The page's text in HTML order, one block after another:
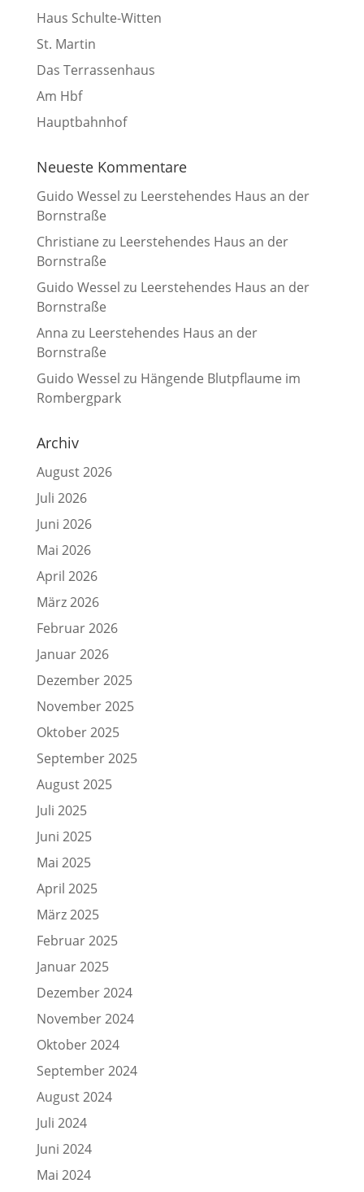
Haus Schulte-Witten
St. Martin
Das Terrassenhaus
Am Hbf
Hauptbahnhof
Neueste Kommentare
Guido Wessel zu Leerstehendes Haus an der
Bornstraße
Christiane zu Leerstehendes Haus an der
Bornstraße
Guido Wessel zu Leerstehendes Haus an der
Bornstraße
Anna zu Leerstehendes Haus an der
Bornstraße
Guido Wessel zu Hängende Blutpflaume im
Rombergpark
Archiv
August 2026
Juli 2026
Juni 2026
Mai 2026
April 2026
März 2026
Februar 2026
Januar 2026
Dezember 2025
November 2025
Oktober 2025
September 2025
August 2025
Juli 2025
Juni 2025
Mai 2025
April 2025
März 2025
Februar 2025
Januar 2025
Dezember 2024
November 2024
Oktober 2024
September 2024
August 2024
Juli 2024
Juni 2024
Mai 2024